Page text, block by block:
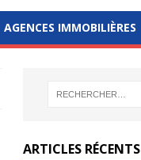
AGENCES IMMOBILIÈRES
ARTICLES RÉCENTS